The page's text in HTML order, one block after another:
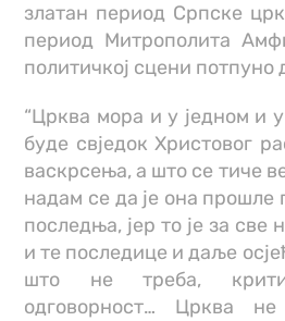
златан период Српске
период Митрополита
политичкој сцени потпуно
“Црква мора и у једном и
буде свједок Христовог
васкрсења, а што се тиче
надам се да је она прошле
последња, јер то је за све
и те последице и даље
што не треба,
одговорност… Црква